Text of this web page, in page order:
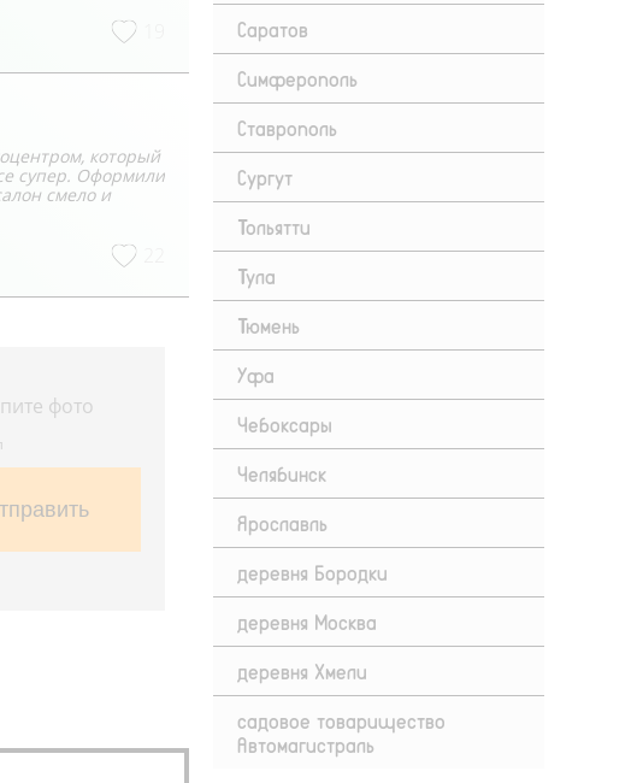
который
супер. Оформили
смело и
фото
Саратов
Симферополь
Ставрополь
Сургут
Тольятти
Тула
Тюмень
Уфа
Чебоксары
Челябинск
Ярославль
деревня Бородки
деревня Москва
деревня Хмели
садовое товарищество
Автомагистраль